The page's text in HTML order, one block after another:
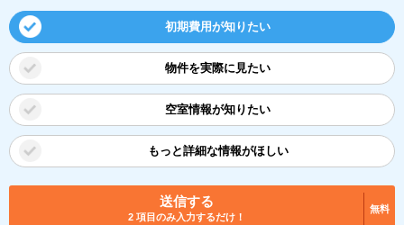
初期費用が知りたい
物件を実際に見たい
空室情報が知りたい
もっと詳細な情報がほしい
送信する
2 項目のみ入力するだけ！
無料